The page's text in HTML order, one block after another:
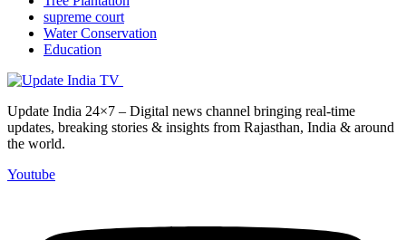
supreme court
Water Conservation
Education
Update India 24×7 – Digital news channel bringing real-time
updates, breaking stories & insights from Rajasthan, India & around
the world.
Youtube